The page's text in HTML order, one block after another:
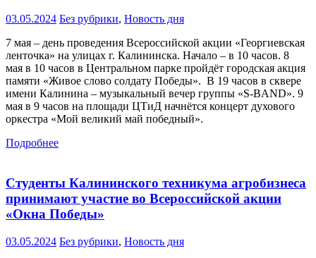
03.05.2024 Без рубрики, Новость дня
7 мая – день проведения Всероссийской акции «Георгиевская
ленточка» на улицах г. Калининска. Начало – в 10 часов. 8
мая в 10 часов в Центральном парке пройдёт городская акция
памяти «Живое слово солдату Победы». В 19 часов в сквере
имени Калинина – музыкальный вечер группы «S-BAND». 9
мая в 9 часов на площади ЦТиД начнётся концерт духового
оркестра «Мой великий май победный».
Подробнее
Студенты Калининского техникума агробизнеса
принимают участие во Всероссийской акции
«Окна Победы»
03.05.2024 Без рубрики, Новость дня